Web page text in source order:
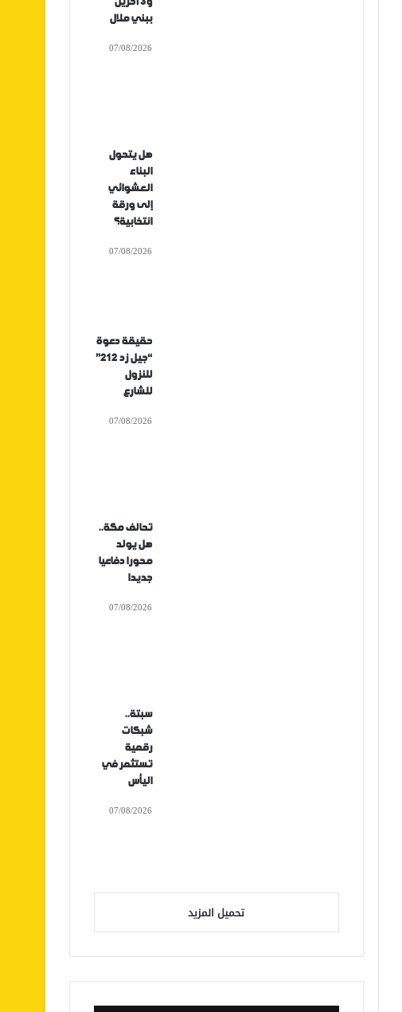
ببني ملال
07/08/2026
هل يتحول
البناء
العشوائي
إلى ورقة
انتخابية؟
07/08/2026
حقيقة دعوة
“جيل زد 212”
للنزول
للشارع
07/08/2026
تحالف مكة..
هل يولد
محورا دفاعيا
جديدا
07/08/2026
سبتة..
شبكات
رقمية
تستثمر في
اليأس
07/08/2026
تحميل المزيد